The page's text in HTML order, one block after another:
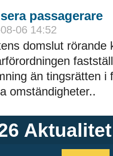
passagerare
06 14:52
domslut rörande
än tingsrätten i
omständigheter..
Aktualitet